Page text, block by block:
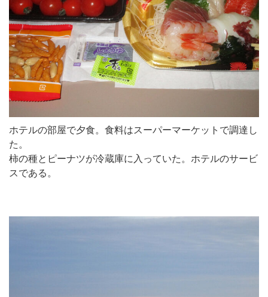
ホテルの部屋で夕食。食料はスーパーマーケットで調達し
た。
柿の種とピーナツが冷蔵庫に入っていた。ホテルのサービ
スである。